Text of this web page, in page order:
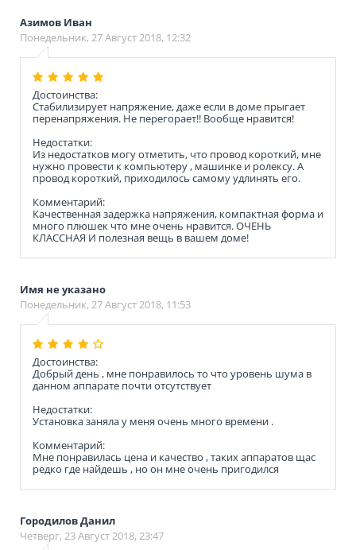
Азимов Иван
Понедельник, 27 Август 2018, 12:32
Достоинства:
Стабилизирует напряжение, даже если в доме прыгает
перенапряжения. Не перегорает!! Вообще нравится!
Недостатки:
Из недостатков могу отметить, что провод короткий, мне
нужно провести к компьютеру , машинке и ролексу. А
провод короткий, приходилось самому удлинять его.
Комментарий:
Качественная задержка напряжения, компактная форма и
много плюшек что мне очень нравится. ОЧЕНЬ
КЛАССНАЯ И полезная вещь в вашем доме!
Имя не указано
Понедельник, 27 Август 2018, 11:53
Достоинства:
Добрый день , мне понравилось то что уровень шума в
данном аппарате почти отсутствует
Недостатки:
Установка заняла у меня очень много времени .
Комментарий:
Мне понравилась цена и качество , таких аппаратов щас
редко где найдешь , но он мне очень пригодился
Городилов Данил
Четверг, 23 Август 2018, 23:47